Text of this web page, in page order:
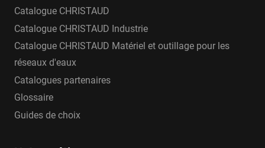
Catalogue CHRISTAUD
Catalogue CHRISTAUD Industrie
Catalogue CHRISTAUD Matériel et outillage pour les
réseaux d'eaux
Catalogues partenaires
Glossaire
Guides de choix